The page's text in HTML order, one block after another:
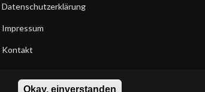
Datenschutzerklärung
Impressum
Kontakt
Okay, einverstanden